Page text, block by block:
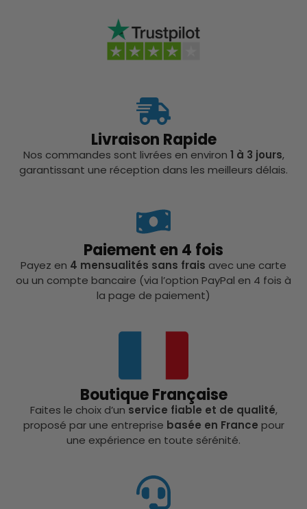
Livraison Rapide
Nos commandes sont livrées en environ 1 à 3 jours,
garantissant une réception dans les meilleurs délais.
Paiement en 4 fois
Payez en 4 mensualités sans frais avec une carte
ou un compte bancaire (via l’option PayPal en 4 fois à
la page de paiement)
Boutique Française
Faites le choix d’un service fiable et de qualité,
proposé par une entreprise basée en France pour
une expérience en toute sérénité.